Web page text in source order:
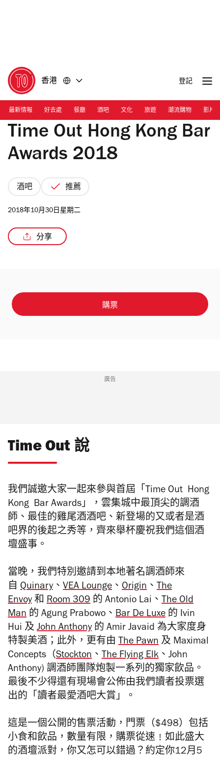
香港 登記
最新情報 好去處 餐廳 酒吧 文化 旅遊 潮流購物 影片
Time Out Hong Kong Bar
Awards 2018
酒吧 推薦
2018年10月30日星期二
分享
購票
廣告
Time Out 說
我們誠邀大家一起來參與 首屆「Time Out Hong
Kong Bar Awards」
，雲集城中最頂尖的調酒
師、最佳的雞尾酒酒吧、新登場的又或者是酒
吧界的後起之秀等，齊來舉杯慶祝我們這個酒
壇盛事。
當晚，我們特別邀請到本地著名調酒師來
自 Quinary、 VEA Lounge 、 Origin 、 The
Envoy和 Room 309 的 Antonio Lai、 The Old
Man 的 Agung Prabowo 、 Bar De Luxe 的 Ivin
Hui 及 John Anthony 的 Amir Javaid 為大家度身
特製美酒；此外，更有由 The Pawn 及 Maximal
Concepts（Stockton 、 The Flying Elk 、 John
Anthony) 調酒師團隊炮製一系列的獨家飲品。
最後不少得還有現場會公佈由我們讀者投票選
出的「讀者最愛酒吧大賞」。
這是一個公開的售票活動，門票（$498）包括
小食和飲品，數量有限，購票從速﹗如此盛大
的酒壇派對，你又怎可以錯過？約定你12月5